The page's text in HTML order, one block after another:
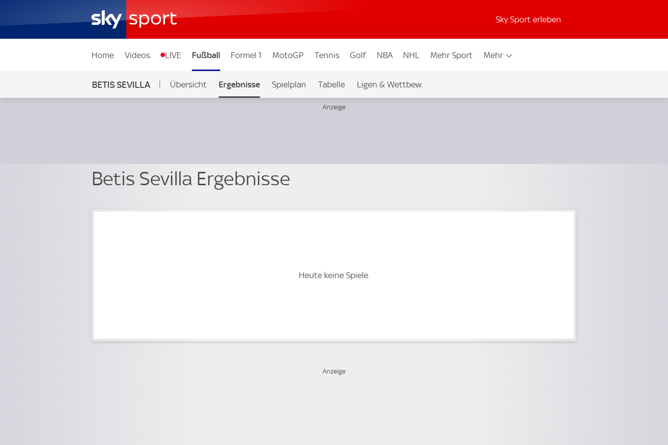
Sky Sport erleben
Home Videos LIVE Fußball Formel 1 MotoGP Tennis Golf NBA NHL Mehr Sport Mehr
BETIS SEVILLA Übersicht Ergebnisse Spielplan Tabelle Ligen & Wettbew.
Betis Sevilla Ergebnisse
Heute keine Spiele.